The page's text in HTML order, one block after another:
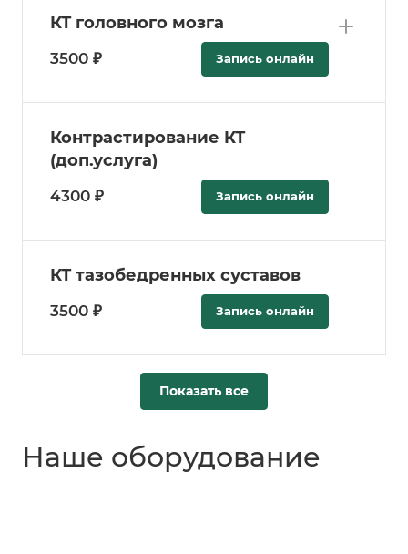
КТ головного мозга
3500 ₽ Запись онлайн
Контрастирование КТ
(доп.услуга)
4300 ₽ Запись онлайн
КТ тазобедренных суставов
3500 ₽ Запись онлайн
Показать все
Наше оборудование